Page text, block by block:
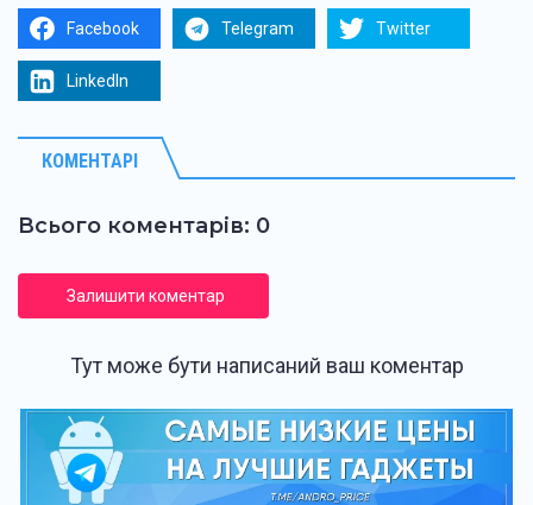
Facebook Telegram Twitter
LinkedIn
КОМЕНТАРІ
Всього коментарів: 0
Залишити коментар
Тут може бути написаний ваш коментар